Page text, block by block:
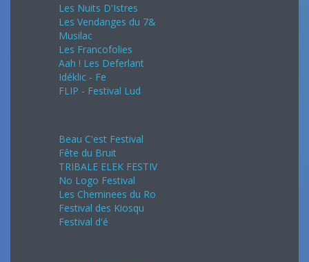
Les Nuits D'Istres
Les Vendanges du 7&
Musilac
Les Francofolies
Aah ! Les Deferlant
Idéklic - Fe
FLIP - Festival Lud
Beau C'est Festival
Fête du Bruit
TRIBALE ELEK FESTIV
No Logo Festival
Les Cheminees du Ro
Festival des Kiosqu
Festival d'é